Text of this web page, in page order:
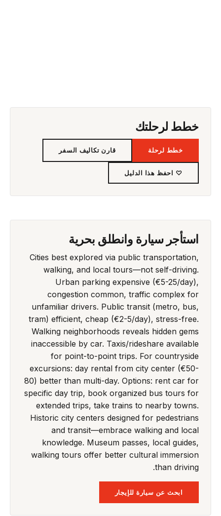
خطط لرحلتك
خطط لرحلة قارن تكاليف السفر
♡ احفظ هذا الدليل
استأجر سيارة وانطلق بحرية
Cities best explored via public transportation,
walking, and local tours—not self-driving.
Urban parking expensive (€5-25/day),
congestion common, traffic complex for
unfamiliar drivers. Public transit (metro, bus,
tram) efficient, cheap (€2-5/day), stress-free.
Walking neighborhoods reveals hidden gems
inaccessible by car. Taxis/rideshare available
for point-to-point trips. For countryside
excursions: day rental from city center (€50-
80) better than multi-day. Options: rent car for
specific day trip, book organized bus tours for
extended trips, take trains to nearby towns.
Historic city centers designed for pedestrians
and transit—embrace walking and local
knowledge. Museum passes, local guides,
walking tours offer better cultural immersion
than driving.
ابحث عن سيارة للإيجار